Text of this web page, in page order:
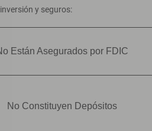
y seguros:
Están Asegurados por FDIC
No Constituyen Depósitos